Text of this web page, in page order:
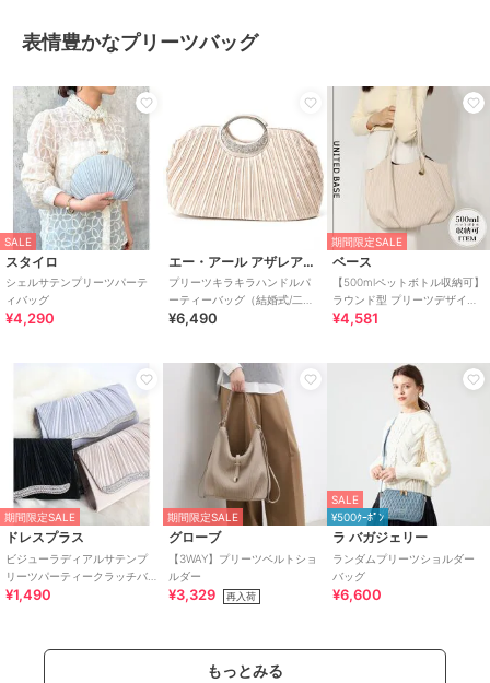
表情豊かなプリーツバッグ
SALE
スタイロ
シェルサテンプリーツパーテ
ィバッグ
¥4,290
エー・アール アザレアローズ
プリーツキラキラハンドルパ
ーティーバッグ（結婚式/二次
会/謝恩会/パーティー）
¥6,490
期間限定SALE
ベース
【500mlペットボトル収納可】
ラウンド型 プリーツデザイン
トートバッグ
¥4,581
期間限定SALE
ドレスプラス
ビジューラディアルサテンプ
リーツパーティークラッチバ
ッグ
¥1,490
期間限定SALE
グローブ
【3WAY】プリーツベルトショ
ルダー
¥3,329 再入荷
SALE
¥500ｸｰﾎﾟﾝ
ラ バガジェリー
ランダムプリーツショルダー
バッグ
¥6,600
もっとみる